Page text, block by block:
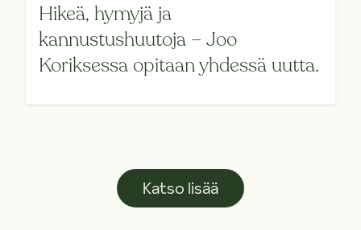
Hikeä, hymyjä ja
kannustushuutoja – Joo
Koriksessa opitaan yhdessä uutta.
Katso lisää